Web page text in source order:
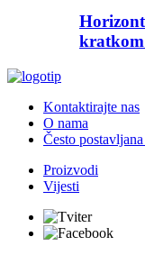
Kontaktirajte nas
O nama
Često
Proizvodi
Vijesti